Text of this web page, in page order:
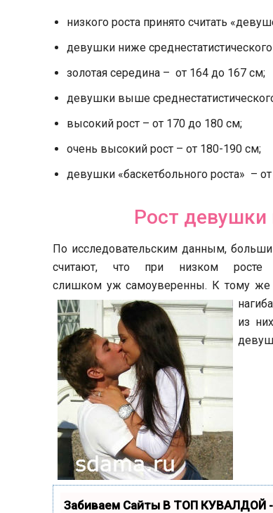
низкого роста принято считать
девушки ниже
золотая середина – от 164 до 167 см;
девушки выше
высокий рост – от 170 до 180 см;
очень высокий рост – от 180-190 см;
девушки «баскетбольного роста» –
Рост
По исследовательским данным,
считают, что при низком
слишком уж самоуверенны. К тому же
из
Забиваем Сайты В ТОП КУВАЛДОЙ